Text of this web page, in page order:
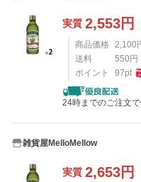
実質 2,553円
商品価格 2,100
送料
550 円
ポイント
97pt
24時までのご注文
雑貨屋MelloMellow
実質 2,653円